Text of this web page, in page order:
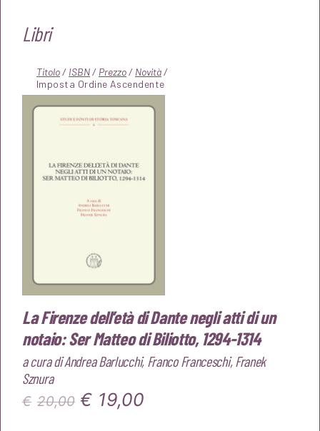
Libri
Titolo/ ISBN/ Prezzo/ Novità/
La Firenze dell’età di Dante negli atti di un
notaio: Ser Matteo di Biliotto, 1294-1314
a cura diAndrea Barlucchi, Franco Franceschi,Franek
Sznura
€ 20,00 Il
€ 19,00